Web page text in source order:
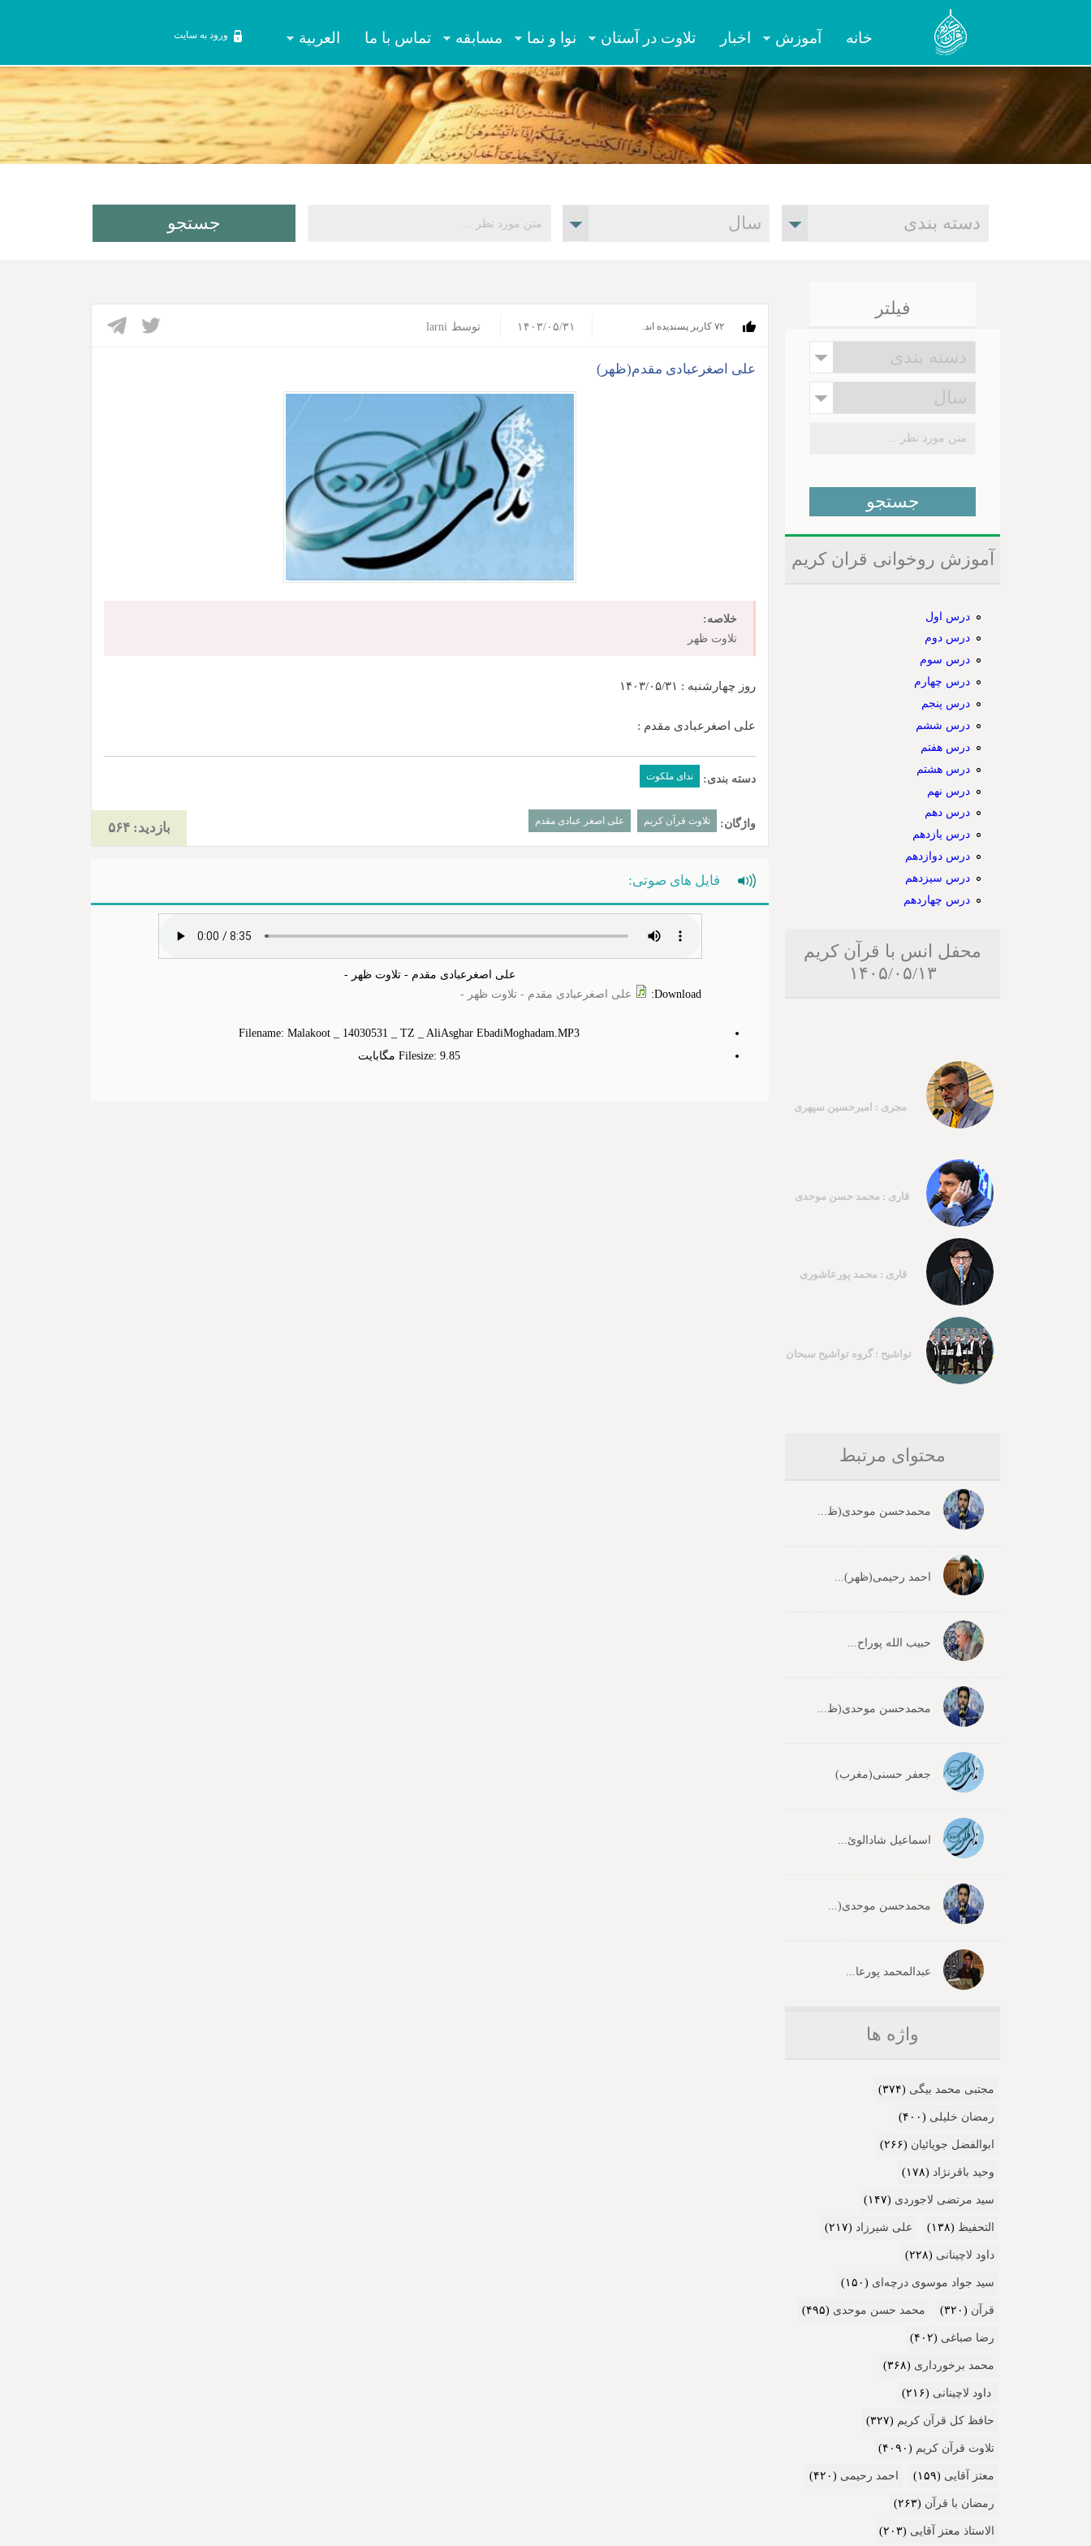
خانه آموزش اخبار تلاوت در آستان نوا و نما مسابقه تماس با ما العربیة ورود به سایت
۷۲ کاربر پسندیده اند.‎ ۱۴۰۳/۰۵/۳۱ توسط larni
علی اصغرعبادی مقدم(ظهر)
خلاصه:
تلاوت ظهر
روز چهارشنبه : ۱۴۰۳/۰۵/۳۱
علی اصغرعبادی مقدم :
دسته بندی: ندای ملکوت
واژگان: تلاوت قرآن کریم علی اصغر عبادی مقدم بازدید: ۵۶۴
فایل های صوتی:
علی اصغرعبادی مقدم - تلاوت ظهر -
Download
: علی اصغرعبادی مقدم - تلاوت ظهر -
Filename: Malakoot _ 14030531 _ TZ _ AliAsghar EbadiMoghadam.MP3
Filesize: 9.‎85 مگابایت
فیلتر
آموزش روخوانی قران کریم
درس اول
درس دوم
درس سوم
درس چهارم
درس پنجم
درس ششم
درس هفتم
درس هشتم
درس نهم
درس دهم
درس یازدهم
درس دوازدهم
درس سیزدهم
درس چهاردهم
محفل انس با قرآن کریم
۱۴۰۵/۰۵/۱۳
مجری : امیرحسین سپهری
قاری : محمد حسن موحدی
قاری : محمد پورعاشوری
تواشیح : گروه تواشیح سبحان
محتوای مرتبط
محمدحسن موحدی(ظ...
احمد رحیمی(ظهر)...
حبیب الله پوراح...
محمدحسن موحدی(ظ...
جعفر حسنی(مغرب)
اسماعیل شادالوئ...
محمدحسن موحدی(...
عبدالمحمد پورعا...
واژه ها
مجتبی محمد بیگی (۳۷۴)
رمضان خلیلی (۴۰۰)
ابوالفضل جویائیان (۲۶۶)
وحید باقرنژاد (۱۷۸)
سید مرتضی لاجوردی (۱۴۷)
التحفیظ (۱۳۸) علی شیرزاد (۲۱۷)
داود لاچینانی (۲۲۸)
سید جواد موسوی درچه‌ای (۱۵۰)
قرآن (۳۲۰) محمد حسن موحدی (۴۹۵)
رضا صباغی (۴۰۲)
محمد برخورداری (۳۶۸)
داود لاچینانی (۲۱۶)
حافظ کل قرآن کریم (۳۲۷)
تلاوت قرآن کریم (۴۰۹۰)
معتز آقایی (۱۵۹) احمد رحیمی (۴۲۰)
رمضان با قرآن (۲۶۳)
الاستاذ معتز آقایی (۲۰۳)